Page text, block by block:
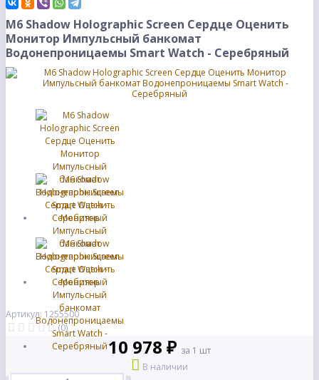
M6 Shadow Holographic Screen Сердце Оценить
Монитор Импульсный банкомат
Водонепроницаемы Smart Watch - Серебряный
Артикул: 1255500
(0)
10 978 ₽ за 1 шт
В наличии